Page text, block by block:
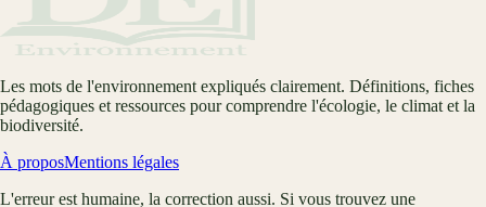
Les mots de l'environnement expliqués clairement. Définitions, fiches
pédagogiques et ressources pour comprendre l'écologie, le climat et la
biodiversité.
À proposMentions légales
L'erreur est humaine, la correction aussi. Si vous trouvez une